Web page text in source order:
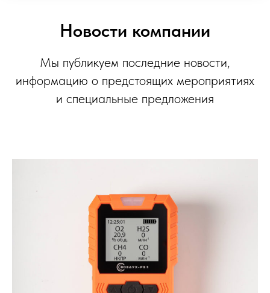
Новости компании
Мы публикуем последние новости,
информацию о предстоящих мероприятиях
и специальные предложения